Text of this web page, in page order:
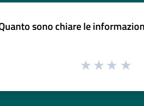
sono chiare le